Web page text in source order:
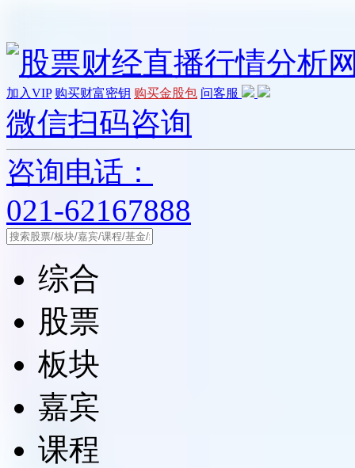
加入VIP 购买财富密钥 购买金股包 问客服
微信扫码咨询
咨询电话：
021-62167888
综合
股票
板块
嘉宾
课程